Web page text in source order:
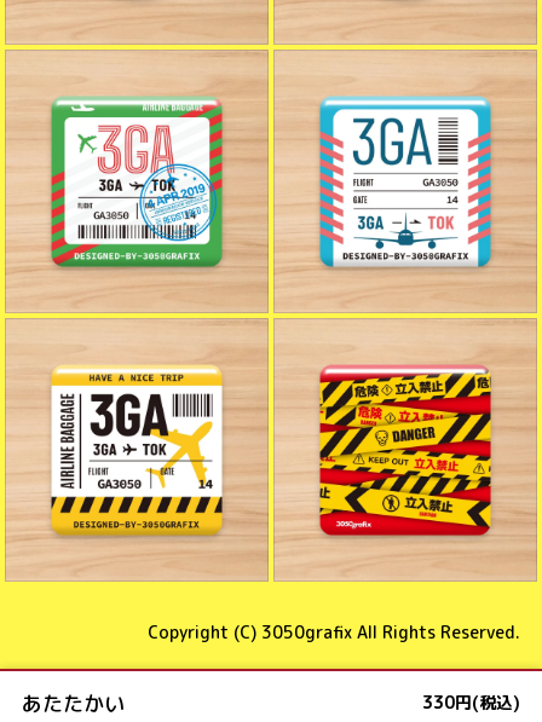
Copyright (C) 3050grafix All Rights Reserved.
あたたかい 330円(税込)